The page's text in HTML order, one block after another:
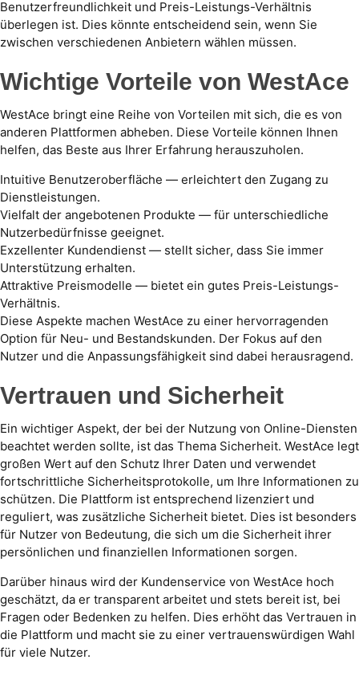
Benutzerfreundlichkeit und Preis-Leistungs-Verhältnis
überlegen ist. Dies könnte entscheidend sein, wenn Sie
zwischen verschiedenen Anbietern wählen müssen.
Wichtige Vorteile von WestAce
WestAce bringt eine Reihe von Vorteilen mit sich, die es von
anderen Plattformen abheben. Diese Vorteile können Ihnen
helfen, das Beste aus Ihrer Erfahrung herauszuholen.
Intuitive Benutzeroberfläche — erleichtert den Zugang zu
Dienstleistungen.
Vielfalt der angebotenen Produkte — für unterschiedliche
Nutzerbedürfnisse geeignet.
Exzellenter Kundendienst — stellt sicher, dass Sie immer
Unterstützung erhalten.
Attraktive Preismodelle — bietet ein gutes Preis-Leistungs-
Verhältnis.
Diese Aspekte machen WestAce zu einer hervorragenden
Option für Neu- und Bestandskunden. Der Fokus auf den
Nutzer und die Anpassungsfähigkeit sind dabei herausragend.
Vertrauen und Sicherheit
Ein wichtiger Aspekt, der bei der Nutzung von Online-Diensten
beachtet werden sollte, ist das Thema Sicherheit. WestAce legt
großen Wert auf den Schutz Ihrer Daten und verwendet
fortschrittliche Sicherheitsprotokolle, um Ihre Informationen zu
schützen. Die Plattform ist entsprechend lizenziert und
reguliert, was zusätzliche Sicherheit bietet. Dies ist besonders
für Nutzer von Bedeutung, die sich um die Sicherheit ihrer
persönlichen und finanziellen Informationen sorgen.
Darüber hinaus wird der Kundenservice von WestAce hoch
geschätzt, da er transparent arbeitet und stets bereit ist, bei
Fragen oder Bedenken zu helfen. Dies erhöht das Vertrauen in
die Plattform und macht sie zu einer vertrauenswürdigen Wahl
für viele Nutzer.